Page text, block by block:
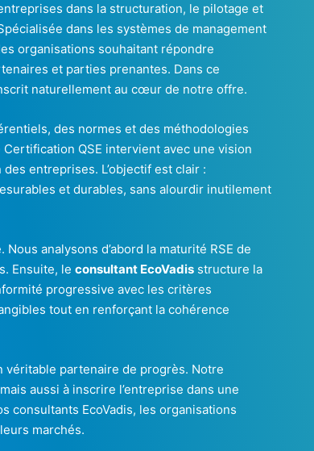
dans la structuration, le pilotage et
dans les systèmes de management
organisations souhaitant répondre
et parties prenantes. Dans ce
naturellement au cœur de notre offre.
des normes et des méthodologies
Certification QSE intervient avec une vision
entreprises. L’objectif est clair :
et durables, sans alourdir inutilement
analysons d’abord la maturité RSE de
Ensuite, le consultant EcoVadis structure la
progressive avec les critères
tout en renforçant la cohérence
véritable partenaire de progrès. Notre
aussi à inscrire l’entreprise dans une
consultants EcoVadis, les organisations
marchés.